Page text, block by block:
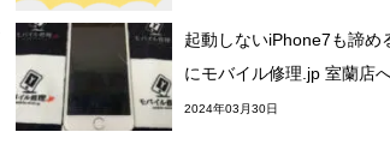
起動しないiPhone7も諦め
にモバイル修理.jp 室蘭店
2024年03月30日